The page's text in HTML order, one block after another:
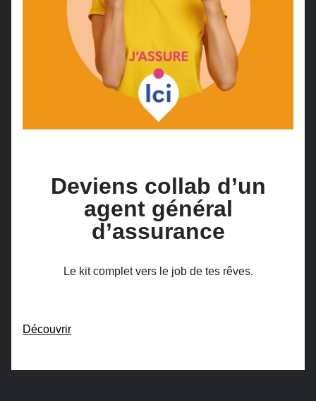
Deviens collab d’un
agent général
d’assurance
Le kit complet vers le job de tes rêves.
Découvrir